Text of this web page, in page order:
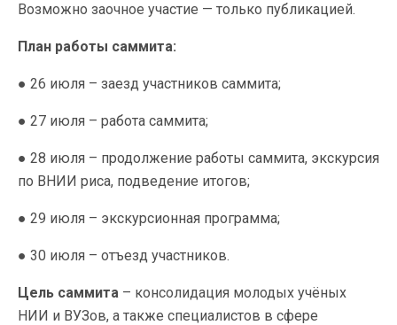
Возможно заочное участие — только публикацией.
План работы саммита:
● 26 июля – заезд участников саммита;
● 27 июля – работа саммита;
● 28 июля – продолжение работы саммита, экскурсия
по ВНИИ риса, подведение итогов;
● 29 июля – экскурсионная программа;
● 30 июля – отъезд участников.
Цель саммита – консолидация молодых учёных
НИИ и ВУЗов, а также специалистов в сфере